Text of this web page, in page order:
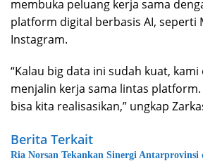
membuka peluang kerja sama
platform digital berbasis AI, seperti
Instagram.
“Kalau big data ini sudah kuat,
menjalin kerja sama lintas
bisa kita realisasikan,” ungkap
Berita Terkait
Ria Norsan Tekankan Sinergi